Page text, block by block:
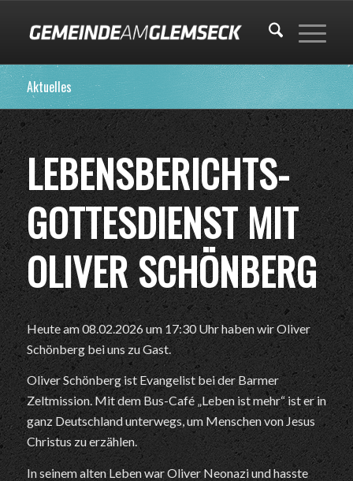
Aktuelles
LEBENSBERICHTS-
GOTTESDIENST MIT
OLIVER SCHÖNBERG
Heute am 08.02.2026 um 17:30 Uhr haben wir Oliver
Schönberg bei uns zu Gast.
Oliver Schönberg ist Evangelist bei der Barmer
Zeltmission. Mit dem Bus-Café „Leben ist mehr“ ist er in
ganz Deutschland unterwegs, um Menschen von Jesus
Christus zu erzählen.
In seinem alten Leben war Oliver Neonazi und hasste